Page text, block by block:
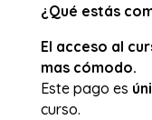
¿Qué estás
El acceso al
mas cómodo.
Este pago es
curso.